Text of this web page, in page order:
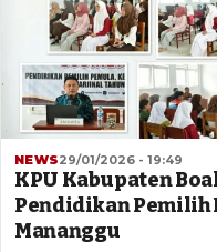
NEWS29/01/2026 - 19:49
KPU Kabupaten
Pendidikan Pemilih
Mananggu